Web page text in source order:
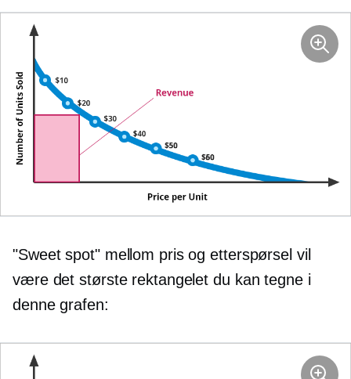
"Sweet spot" mellom pris og etterspørsel vil
være det største rektangelet du kan tegne i
denne grafen: